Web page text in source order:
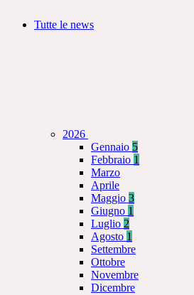
Tutte le news
2026
Gennaio 5
Febbraio 1
Marzo
Aprile
Maggio 3
Giugno 1
Luglio 2
Agosto 1
Settembre
Ottobre
Novembre
Dicembre